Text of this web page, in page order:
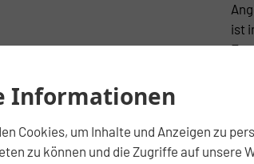
ist
Die
Informationen
Cookies, um Inhalte und Anzeigen zu
zu können und die Zugriffe auf unsere